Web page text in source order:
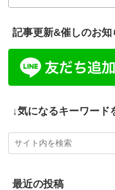
記事更新&催しのお知
↓気になるキーワード
最近の投稿